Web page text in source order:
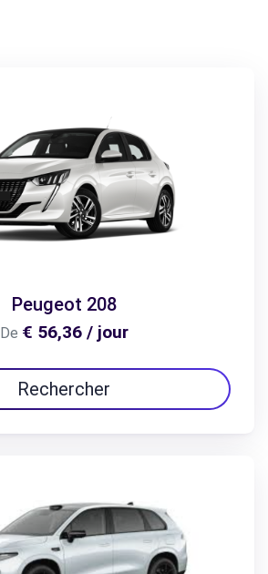
Peugeot 208
De € 56,36 / jour
Rechercher